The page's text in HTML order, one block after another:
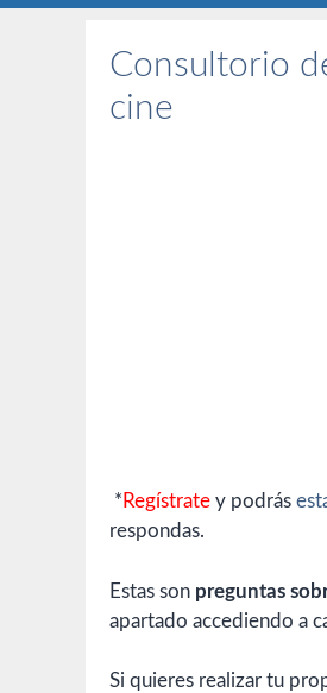
Consultorio
cine
* Regístrate y podrás
respondas.
Estas son preguntas
apartado accediendo a
Si quieres realizar tu